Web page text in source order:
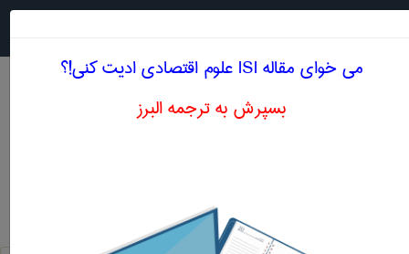
می خوای مقاله ISI علوم اقتصادی ادیت کنی!؟
بسپرش به ترجمه البرز